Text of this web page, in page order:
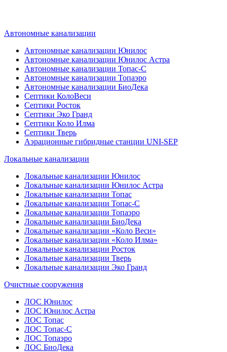
Автономные канализации
Автономные канализации Юнилос
Автономные канализации Юнилос Астра
Автономные канализации Топас-С
Автономные канализации Топаэро
Автономные канализации БиоДека
Септики КолоВеси
Септики Росток
Септики Эко Гранд
Септики Коло Илма
Септики Тверь
Аэрационные гибридные станции UNI-SEP
Локальные канализации
Локальные канализации Юнилос
Локальные канализации Юнилос Астра
Локальные канализации Топас
Локальные канализации Топас-С
Локальные канализации Топаэро
Локальные канализации БиоДека
Локальные канализации «Коло Веси»
Локальные канализации «Коло Илма»
Локальные канализации Росток
Локальные канализации Тверь
Локальные канализации Эко Гранд
Очистные сооружения
ЛОС Юнилос
ЛОС Юнилос Астра
ЛОС Топас
ЛОС Топас-С
ЛОС Топаэро
ЛОС БиоДека